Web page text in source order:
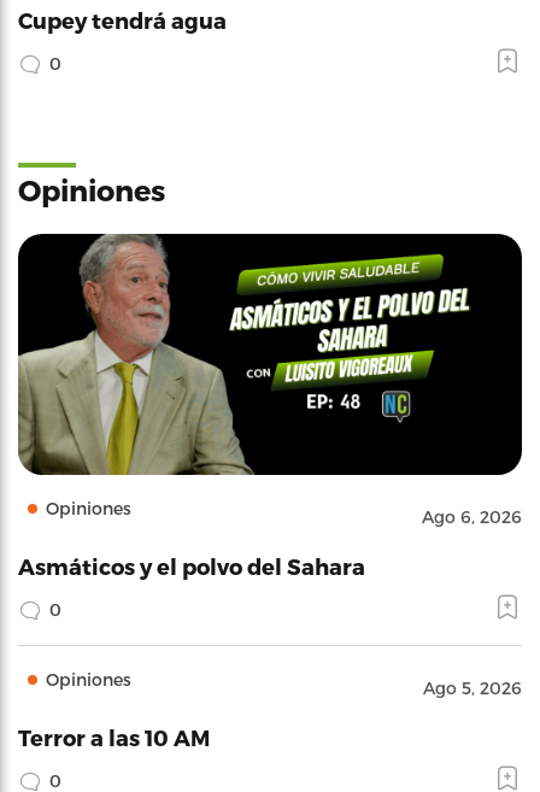
Cupey tendrá agua
0
Opiniones
Opiniones Ago 6, 2026
Asmáticos y el polvo del Sahara
0
Opiniones Ago 5, 2026
Terror a las 10 AM
0